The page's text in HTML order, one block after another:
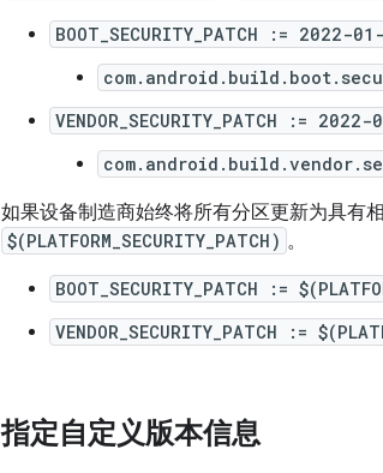
BOOT_SECURITY_PATCH := 2022-
VENDOR_SECURITY_PATCH :=
如果设备制造商始终将所有分区更新为具有
$(PLATFORM_SECURITY_PATCH) 。
BOOT_SECURITY_PATCH :=
VENDOR_SECURITY_PATCH :=
指定自定义版本信息